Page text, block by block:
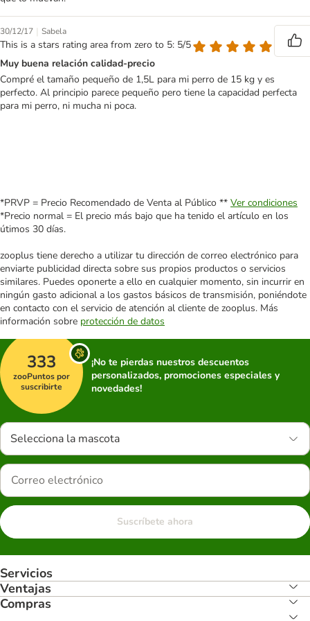
30/12/17 | Sabela
This is a stars rating area from zero to 5: 5/5
Muy buena relación calidad-precio
Compré el tamaño pequeño de 1,5L para mi perro de 15 kg y es
perfecto. Al principio parece pequeño pero tiene la capacidad perfecta
para mi perro, ni mucha ni poca.
*PRVP = Precio Recomendado de Venta al Público ** Ver condiciones
*Precio normal = El precio más bajo que ha tenido el artículo en los
útimos 30 días.
zooplus tiene derecho a utilizar tu dirección de correo electrónico para
enviarte publicidad directa sobre sus propios productos o servicios
similares. Puedes oponerte a ello en cualquier momento, sin incurrir en
ningún gasto adicional a los gastos básicos de transmisión, poniéndote
en contacto con el servicio de atención al cliente de zooplus. Más
información sobre protección de datos
333
zooPuntos por
suscribirte
¡No te pierdas nuestros descuentos
personalizados, promociones especiales y
novedades!
Selecciona la mascota
Suscríbete ahora
Servicios
Ventajas
Compras